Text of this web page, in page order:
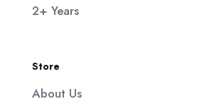
2+ Years
Store
About Us